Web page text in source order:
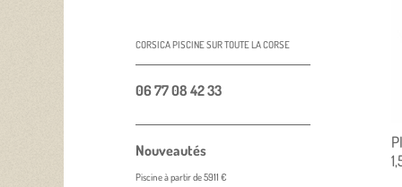
CORSICA PISCINE SUR TOUTE LA CORSE
06 77 08 42 33
Nouveautés
Piscine à partir de 5911 €